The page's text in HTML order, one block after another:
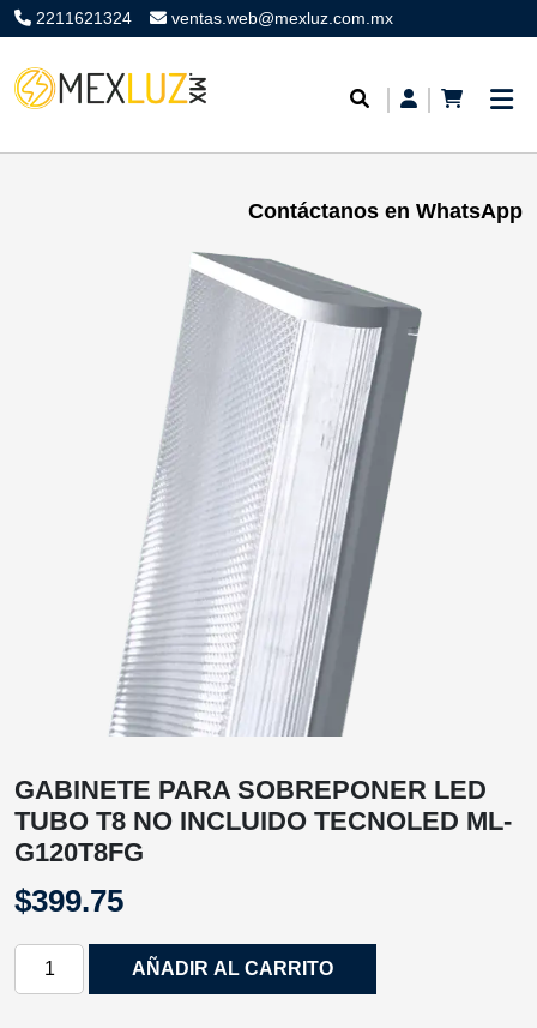
2211621324 ventas.web@mexluz.com.mx
Contáctanos en WhatsApp
GABINETE PARA SOBREPONER LED
TUBO T8 NO INCLUIDO TECNOLED ML-
G120T8FG
$399.75
GABINETE
AÑADIR AL CARRITO